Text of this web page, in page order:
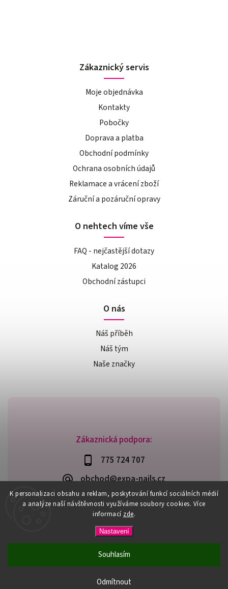
K personalizaci obsahu a reklam, poskytování funkcí sociálních médií
a analýze naší návštěvnosti využíváme soubory cookies. Více
informací zde.
Nastavení
Odmítnout
Souhlasím
PŘI NÁKUPU NAD 600,- MÁTE DOPRAVU ZDARMA / DÁREK K
NÁKUPU! VYBERTE SI HO PŘI OBJEDNÁVCE NAD 1500,- NEBO
Zákaznická podpora:
775 724 707
obchod@expa-nails.cz
Zákaznický servis
Moje objednávka
Kontakty
Pobočky
Doprava a platba
Obchodní podmínky
Ochrana osobních údajů
Reklamace a vrácení zboží
Záruční a pozáruční opravy
O nehtech víme vše
FAQ - nejčastější dotazy
Katalog 2026
Obchodní zástupci
O nás
Náš příběh
Náš tým
Naše značky
Expanails.cz. Všechna práva vyhrazena.
Upravit nastavení cookies
VytvořilShoptet | Design